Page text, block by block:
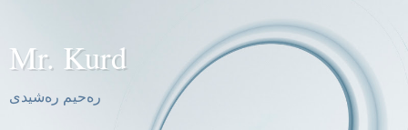
Mr. Kurd
ره‌حیم ره‌شیدی